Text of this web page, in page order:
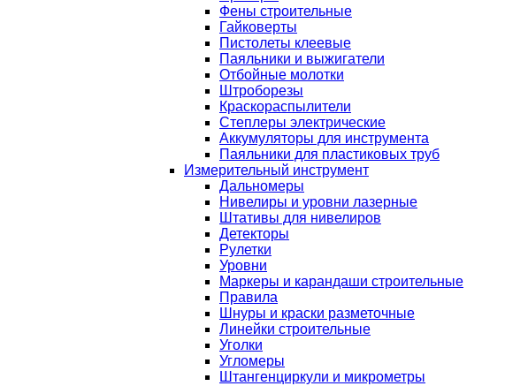
Фены строительные
Гайковерты
Пистолеты клеевые
Паяльники и выжигатели
Отбойные молотки
Штроборезы
Краскораспылители
Степлеры электрические
Аккумуляторы для инструмента
Паяльники для пластиковых труб
Измерительный инструмент
Дальномеры
Нивелиры и уровни лазерные
Штативы для нивелиров
Детекторы
Рулетки
Уровни
Маркеры и карандаши строительные
Правила
Шнуры и краски разметочные
Линейки строительные
Уголки
Угломеры
Штангенциркули и микрометры